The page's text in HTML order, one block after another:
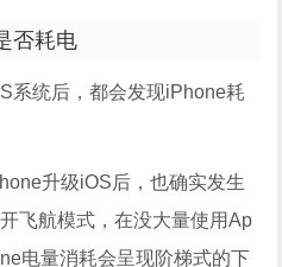
否耗电
系统后，都会发现iPhone耗
升级iOS后，也确实发生
飞航模式，在没大量使用Ap
电量消耗会呈现阶梯式的下